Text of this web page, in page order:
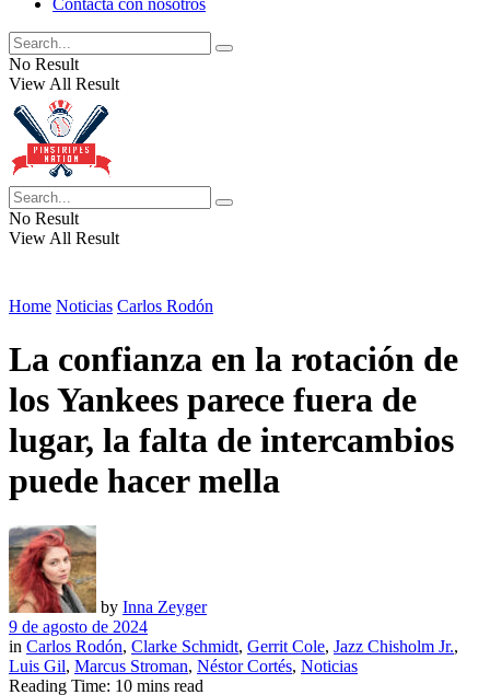
Contacta con nosotros
No Result
View All Result
No Result
View All Result
Home Noticias Carlos Rodón
La confianza en la rotación de
los Yankees parece fuera de
lugar, la falta de intercambios
puede hacer mella
by Inna Zeyger
9 de agosto de 2024
in Carlos Rodón, Clarke Schmidt, Gerrit Cole, Jazz Chisholm Jr.,
Luis Gil, Marcus Stroman, Néstor Cortés, Noticias
Reading Time: 10 mins read